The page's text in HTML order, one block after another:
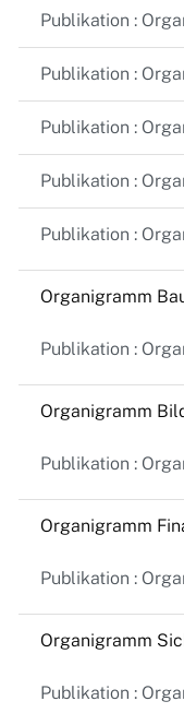
Publikation :
Publikation :
Publikation :
Publikation :
Publikation :
Organigramm
Publikation :
Organigramm
Publikation :
Organigramm
Publikation :
Organigramm
Publikation :